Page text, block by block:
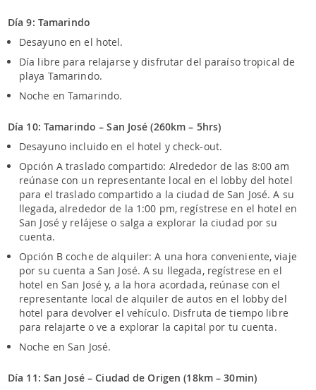
Día 9: Tamarindo
Desayuno en el hotel.
Día libre para relajarse y disfrutar del paraíso tropical de
playa Tamarindo.
Noche en Tamarindo.
Día 10: Tamarindo – San José (260km – 5hrs)
Desayuno incluido en el hotel y check-out.
Opción A traslado compartido: Alrededor de las 8:00 am
reúnase con un representante local en el lobby del hotel
para el traslado compartido a la ciudad de San José. A su
llegada, alrededor de la 1:00 pm, regístrese en el hotel en
San José y relájese o salga a explorar la ciudad por su
cuenta.
Opción B coche de alquiler: A una hora conveniente, viaje
por su cuenta a San José. A su llegada, regístrese en el
hotel en San José y, a la hora acordada, reúnase con el
representante local de alquiler de autos en el lobby del
hotel para devolver el vehículo. Disfruta de tiempo libre
para relajarte o ve a explorar la capital por tu cuenta.
Noche en San José.
Día 11: San José – Ciudad de Origen (18km – 30min)